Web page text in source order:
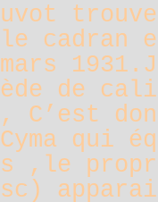
cadran
de
qui
,le